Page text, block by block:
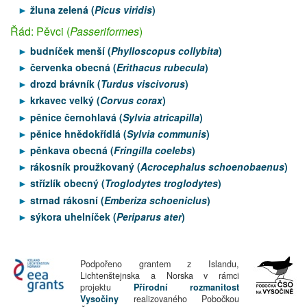
žluna zelená (Picus viridis)
Řád: Pěvci (Passeriformes)
budníček menší (Phylloscopus collybita)
červenka obecná (Erithacus rubecula)
drozd brávník (Turdus viscivorus)
krkavec velký (Corvus corax)
pěnice černohlavá (Sylvia atricapilla)
pěnice hnědokřídlá (Sylvia communis)
pěnkava obecná (Fringilla coelebs)
rákosník proužkovaný (Acrocephalus schoenobaenus)
střízlík obecný (Troglodytes troglodytes)
strnad rákosní (Emberiza schoeniclus)
sýkora uhelníček (Periparus ater)
Podpořeno grantem z Islandu,
Lichtenštejnska a Norska v rámci
projektu Přírodní rozmanitost
Vysočiny realizovaného Pobočkou